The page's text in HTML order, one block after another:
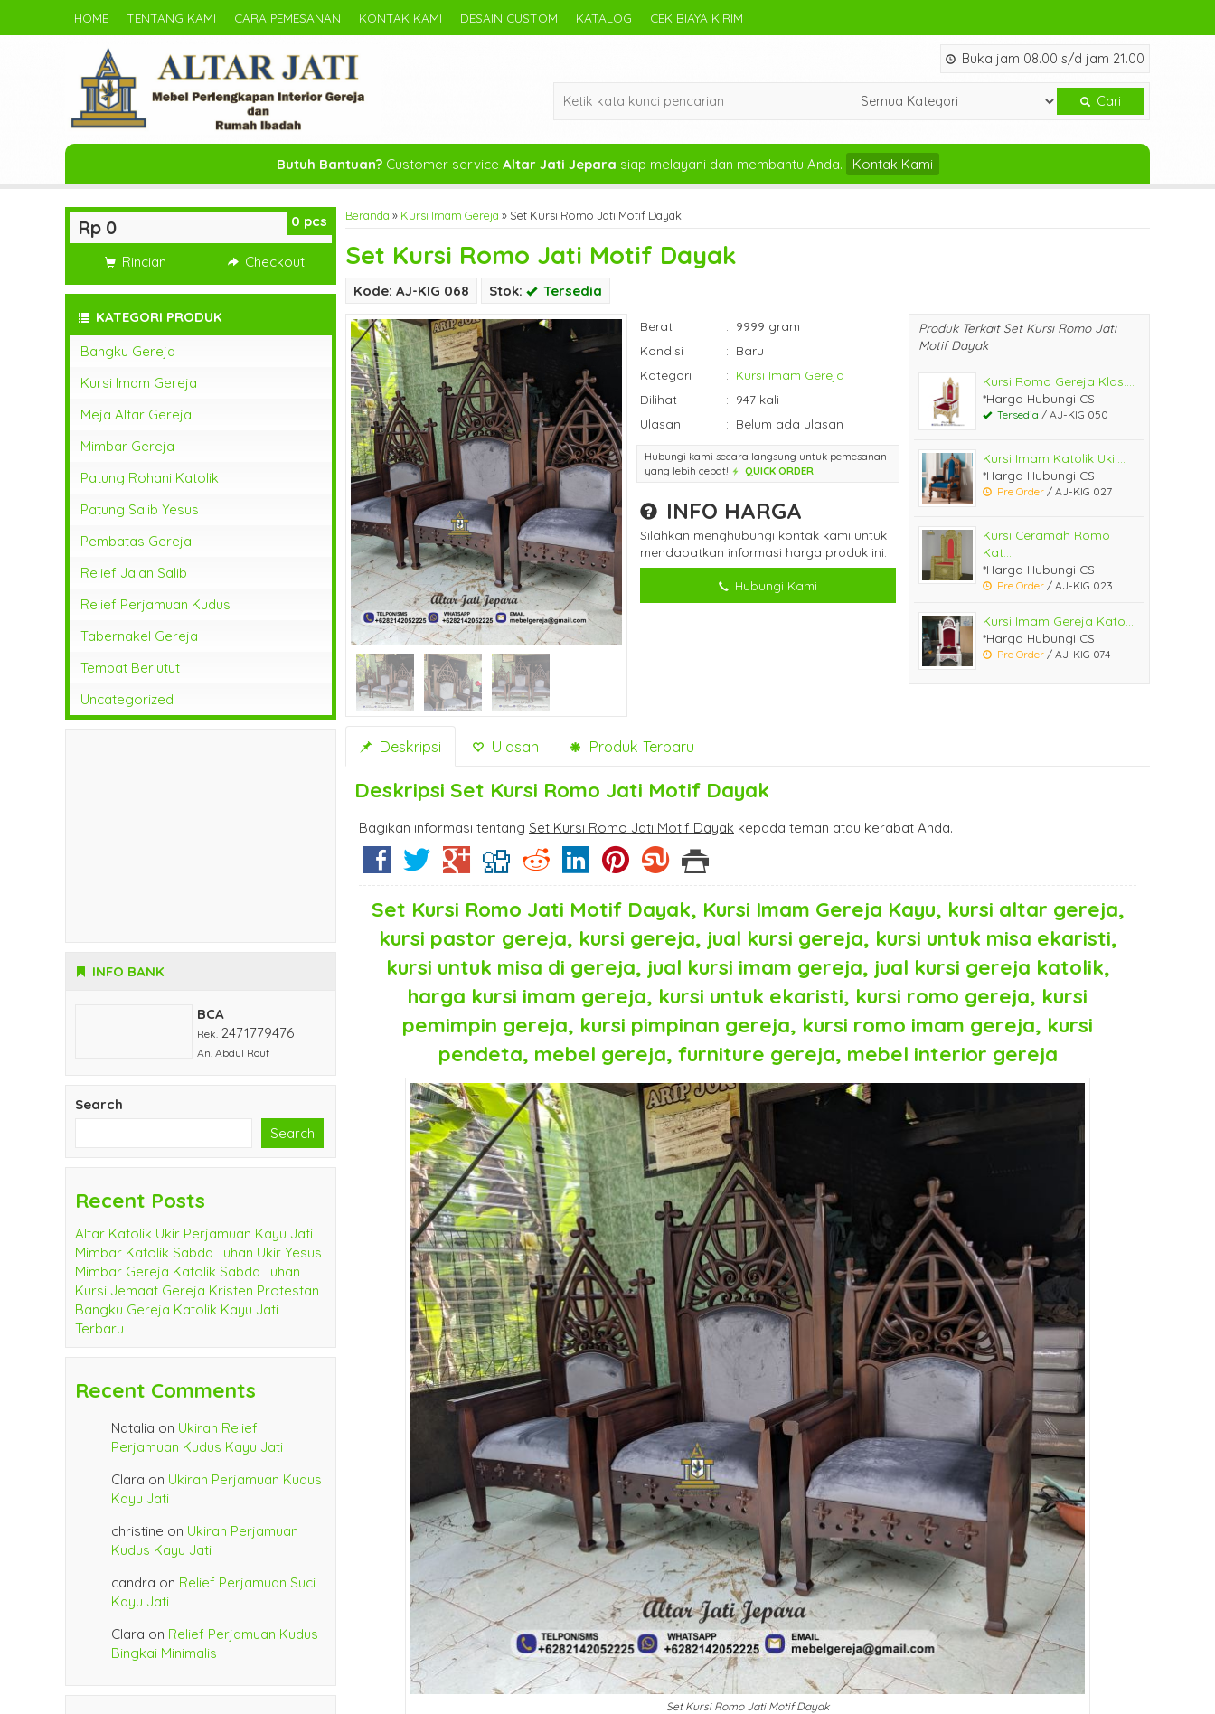
HOME TENTANG KAMI CARA PEMESANAN KONTAK KAMI DESAIN CUSTOM KATALOG CEK BIAYA KIRIM
Buka jam 08.00 s/d jam 21.00
Cari
Butuh Bantuan?Customer service Altar Jati Jepara siap melayani dan membantu Anda. Kontak Kami
Beranda » Kursi Imam Gereja » Set Kursi Romo Jati Motif Dayak
Set Kursi Romo Jati Motif Dayak
Kode: AJ-KIG 068 Stok: Tersedia
Berat : 9999 gram
Kondisi
: Baru
Kategori
: Kursi Imam Gereja
Dilihat
: 947 kali
Ulasan
: Belum ada ulasan
Hubungi kami secara langsung untuk pemesanan
yang lebih cepat!
QUICK ORDER
INFO HARGA
Silahkan menghubungi kontak kami untuk
mendapatkan informasi harga produk ini.
Hubungi Kami
Produk Terkait Set Kursi Romo Jati
Motif Dayak
Kursi Romo Gereja Klas....
*Harga Hubungi CS
Tersedia / AJ-KIG 050
Kursi Imam Katolik Uki....
*Harga Hubungi CS
Pre Order / AJ-KIG 027
Kursi Ceramah Romo
Kat....
*Harga Hubungi CS
Pre Order / AJ-KIG 023
Kursi Imam Gereja Kato....
*Harga Hubungi CS
Pre Order / AJ-KIG 074
Deskripsi Ulasan Produk Terbaru
Deskripsi Set Kursi Romo Jati Motif Dayak
Bagikan informasi tentang Set Kursi Romo Jati Motif Dayak kepada teman atau kerabat Anda.
Set Kursi Romo Jati Motif Dayak, Kursi Imam Gereja Kayu, kursi altar gereja,
kursi pastor gereja, kursi gereja, jual kursi gereja, kursi untuk misa ekaristi,
kursi untuk misa di gereja, jual kursi imam gereja, jual kursi gereja katolik,
harga kursi imam gereja, kursi untuk ekaristi, kursi romo gereja, kursi
pemimpin gereja, kursi pimpinan gereja, kursi romo imam gereja, kursi
pendeta, mebel gereja, furniture gereja, mebel interior gereja
Set Kursi Romo Jati Motif Dayak
0 pcs
Rp 0
Rincian Checkout
KATEGORI PRODUK
Bangku Gereja
Kursi Imam Gereja
Meja Altar Gereja
Mimbar Gereja
Patung Rohani Katolik
Patung Salib Yesus
Pembatas Gereja
Relief Jalan Salib
Relief Perjamuan Kudus
Tabernakel Gereja
Tempat Berlutut
Uncategorized
INFO BANK
BCA
Rek. 2471779476
An. Abdul Rouf
Search
Search
Recent Posts
Altar Katolik Ukir Perjamuan Kayu Jati
Mimbar Katolik Sabda Tuhan Ukir Yesus
Mimbar Gereja Katolik Sabda Tuhan
Kursi Jemaat Gereja Kristen Protestan
Bangku Gereja Katolik Kayu Jati
Terbaru
Recent Comments
Natalia on Ukiran Relief
Perjamuan Kudus Kayu Jati
Clara on Ukiran Perjamuan Kudus
Kayu Jati
christine on Ukiran Perjamuan
Kudus Kayu Jati
candra on Relief Perjamuan Suci
Kayu Jati
Clara on Relief Perjamuan Kudus
Bingkai Minimalis